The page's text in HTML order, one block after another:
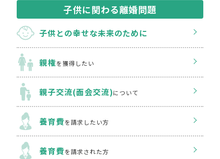
子供に関わる離婚問題
子供との幸せな未来のために
親権を獲得したい
親子交流(面会交流)について
養育費を請求したい方
養育費を請求された方